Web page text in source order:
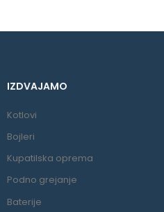
IZDVAJAMO
Kotlovi
Bojleri
Kupatilska oprema
Podno grejanje
Baterije